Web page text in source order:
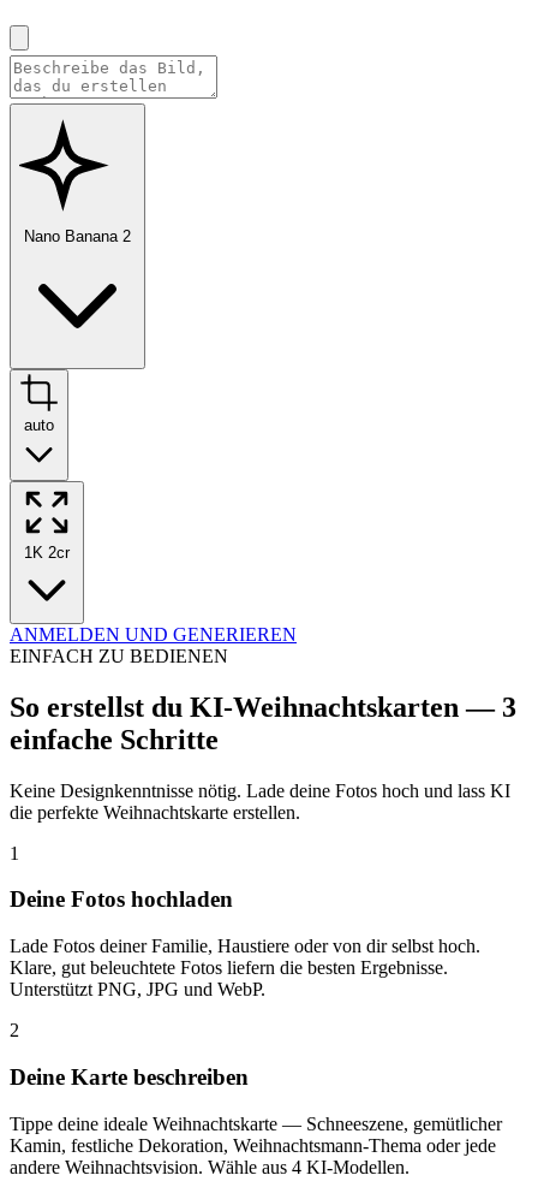
Nano Banana 2
auto
1K 2cr
ANMELDEN UND GENERIEREN
EINFACH ZU BEDIENEN
So erstellst du KI-Weihnachtskarten — 3
einfache Schritte
Keine Designkenntnisse nötig. Lade deine Fotos hoch und lass KI
die perfekte Weihnachtskarte erstellen.
1
Deine Fotos hochladen
Lade Fotos deiner Familie, Haustiere oder von dir selbst hoch.
Klare, gut beleuchtete Fotos liefern die besten Ergebnisse.
Unterstützt PNG, JPG und WebP.
2
Deine Karte beschreiben
Tippe deine ideale Weihnachtskarte — Schneeszene, gemütlicher
Kamin, festliche Dekoration, Weihnachtsmann-Thema oder jede
andere Weihnachtsvision. Wähle aus 4 KI-Modellen.